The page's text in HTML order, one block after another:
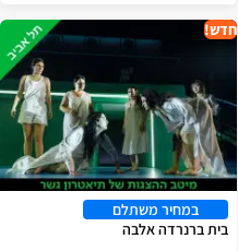
חדש!
במחיר משתלם
בית ברנרדה אלבה